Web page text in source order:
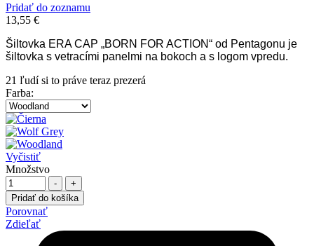
Pridať do zoznamu
13,55 €
Šiltovka ERA CAP „BORN FOR ACTION“ od Pentagonu je
šiltovka s vetracími panelmi na bokoch a s logom vpredu.
21 ľudí si to práve teraz prezerá
Farba:
Vyčistiť
Množstvo
-
+
Pridať do košíka
Porovnať
Zdieľať